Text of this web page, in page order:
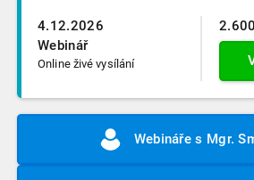
4.12.2026
Webinář
Online živé vysílání
Webináře s Mgr.